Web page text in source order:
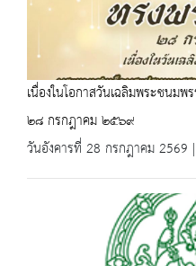
เนื่องในโอกาสวันเฉลิมพระชนม
๒๘ กรกฎาคม ๒๕๖๙
วันอังคารที่ 28 กรกฎาคม 2569